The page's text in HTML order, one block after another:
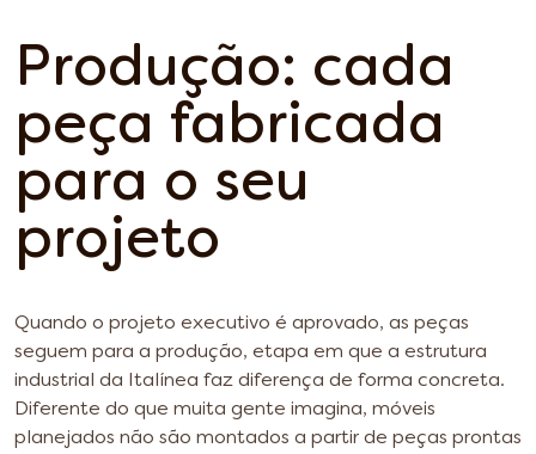
Produção: cada
peça fabricada
para o seu
projeto
Quando o projeto executivo é aprovado, as peças
seguem para a produção, etapa em que a estrutura
industrial da Italínea faz diferença de forma concreta.
Diferente do que muita gente imagina, móveis
planejados não são montados a partir de peças prontas